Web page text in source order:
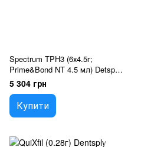
Spectrum TPH3 (6х4.5г;
Prime&Bond NT 4.5 мл) Detsply
Sirona
5 304 грн
Купити